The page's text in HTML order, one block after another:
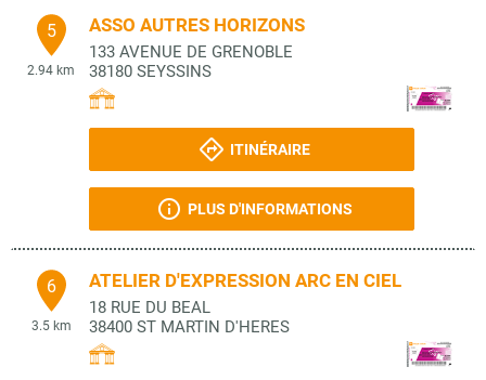
5
2.94 km
ASSO AUTRES HORIZONS
133 AVENUE DE GRENOBLE
38180 SEYSSINS
ITINÉRAIRE
PLUS D'INFORMATIONS
6
3.5 km
ATELIER D'EXPRESSION ARC EN CIEL
18 RUE DU BEAL
38400 ST MARTIN D'HERES